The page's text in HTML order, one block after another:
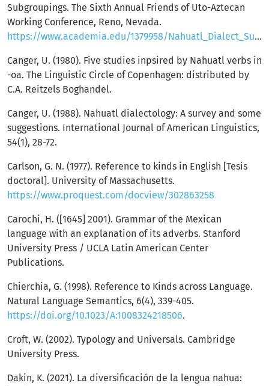
Subgroupings. The Sixth Annual Friends of Uto-Aztecan
Working Conference, Reno, Nevada.
https://www.academia.edu/1379958/Nahuatl_Dialect_Subgroupings_1978
Canger, U. (1980). Five studies inpsired by Nahuatl verbs in
-oa. The Linguistic Circle of Copenhagen: distributed by
C.A. Reitzels Boghandel.
Canger, U. (1988). Nahuatl dialectology: A survey and some
suggestions. International Journal of American Linguistics,
54(1), 28-72.
Carlson, G. N. (1977). Reference to kinds in English [Tesis
doctoral]. University of Massachusetts.
https://www.proquest.com/docview/302863258
Carochi, H. ([1645] 2001). Grammar of the Mexican
language with an explanation of its adverbs. Stanford
University Press / UCLA Latin American Center
Publications.
Chierchia, G. (1998). Reference to Kinds across Language.
Natural Language Semantics, 6(4), 339-405.
https://doi.org/10.1023/A:1008324218506.
Croft, W. (2002). Typology and Universals. Cambridge
University Press.
Dakin, K. (2021). La diversificación de la lengua nahua: